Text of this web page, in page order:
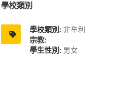
學校類別
學校類別: 非牟利
宗教:
學生性別: 男女